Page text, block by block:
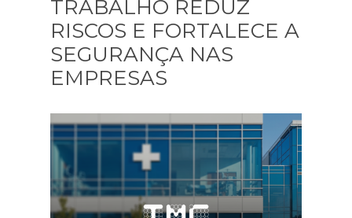
TRABALHO REDUZ
RISCOS E FORTALECE A
SEGURANÇA NAS
EMPRESAS